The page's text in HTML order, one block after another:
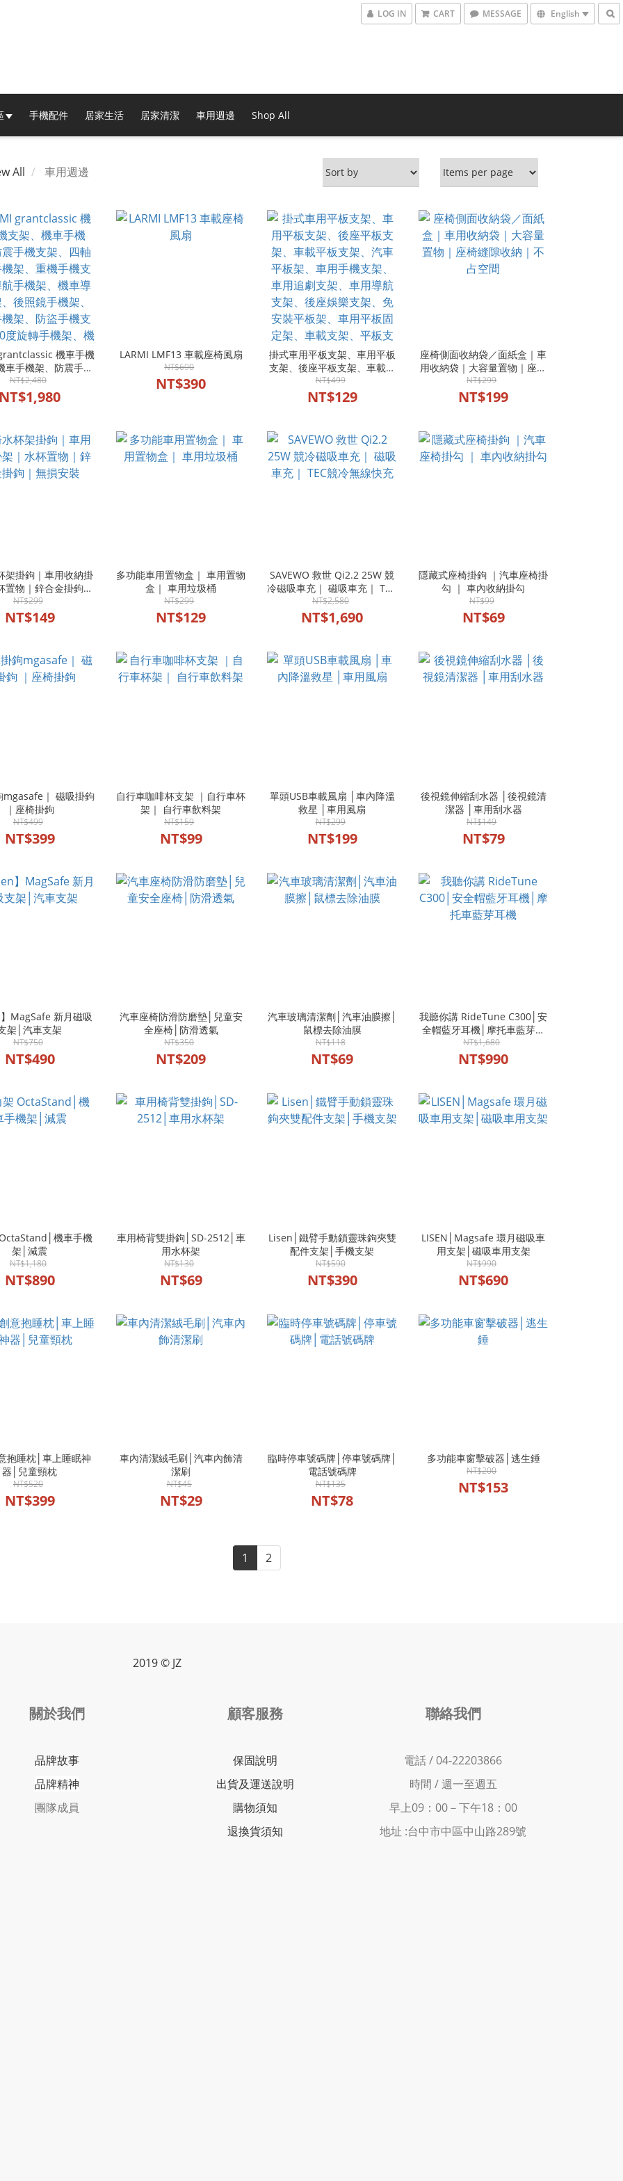
LOG IN CART MESSAGE English
手機配件 居家生活 居家清潔 車用週邊 Shop All
All 車用週邊
機車手機
車手機架、防震手機
軸防震手機架、重機
、導航手機架、機車
、後照鏡手機架、把
轉手機架、機車導航
架
NT$2,480
LARMI LMF13 車載座椅風扇
NT$690
NT$390
掛式車用平板支架、車用平板
支架、後座平板支架、車載平
板支架、汽車平板架、車用手
機支架、車用追劇支架、車用
導航支架、後座娛樂支架、免
架、車載支架、平板支撐架、
汽車配件、平板支架
NT$499
NT$129
座椅側面收納袋／面紙盒｜車
用收納袋｜大容量置物｜座椅
縫隙收納｜不占空間
NT$299
NT$199
架掛鉤｜車用收納掛
置物｜鋅合金掛鉤｜
無損安裝
NT$299
NT$149
多功能車用置物盒｜ 車用置物
盒｜ 車用垃圾桶
NT$299
NT$129
SAVEWO 救世 Qi2.2 25W 競
冷磁吸車充｜ 磁吸車充｜ TEC
競冷無線快充
NT$2,580
NT$1,690
隱藏式座椅掛鉤 ｜汽車座椅掛
勾 ｜ 車內收納掛勾
NT$99
NT$69
mgasafe｜ 磁吸掛鉤
｜座椅掛鉤
NT$499
NT$399
自行車咖啡杯支架 ｜自行車杯
架｜ 自行車飲料架
NT$159
NT$99
單頭USB車載風扇 │車內降溫
救星 │車用風扇
NT$299
NT$199
後視鏡伸縮刮水器 │後視鏡清
潔器 │車用刮水器
NT$149
NT$79
MagSafe 新月磁吸
架│汽車支架
NT$750
NT$490
汽車座椅防滑防磨墊│兒童安
全座椅│防滑透氣
NT$350
NT$209
汽車玻璃清潔劑│汽車油膜擦│
鼠標去除油膜
NT$118
NT$69
我聽你講 RideTune C300│安
全帽藍牙耳機│摩托車藍芽耳
機
NT$1,680
NT$990
機車手機
架│減震
NT$1,180
NT$890
車用椅背雙掛鉤│SD-2512│車
用水杯架
NT$130
NT$69
Lisen│鐵臂手動鎖靈珠鉤夾雙
配件支架│手機支架
NT$590
NT$390
LISEN│Magsafe 環月磁吸車
用支架│磁吸車用支架
NT$990
NT$690
抱睡枕│車上睡眠神
器│兒童頸枕
NT$520
NT$399
車內清潔絨毛刷│汽車內飾清
潔刷
NT$45
NT$29
臨時停車號碼牌│停車號碼牌│
電話號碼牌
NT$135
NT$78
多功能車窗擊破器│逃生錘
NT$200
NT$153
1 2
2019 © JZ
關於我們
品牌故事
品牌精神
團隊成員
顧客服務
保固說明
出貨及運送說明
購物須知
退換貨須知
聯絡我們
電話 / 04-22203866
時間 /週一至週五
早上09：00－下午18：00
地址 :台中市中區中山路289號